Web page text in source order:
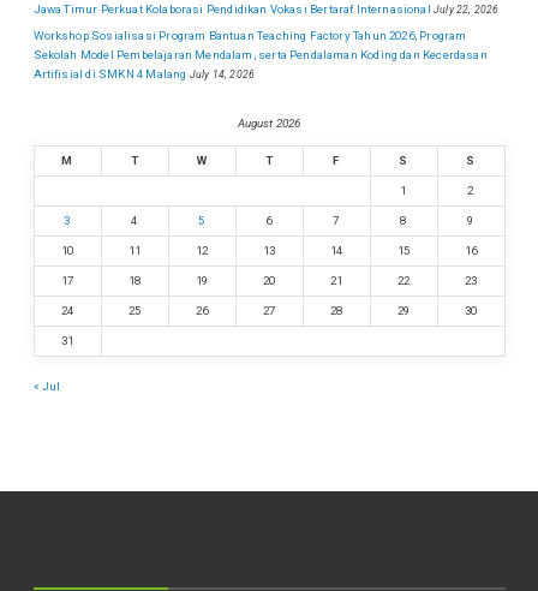
Jawa Timur Perkuat Kolaborasi Pendidikan Vokasi Bertaraf Internasional July 22, 2026
Workshop Sosialisasi Program Bantuan Teaching Factory Tahun 2026, Program
Sekolah Model Pembelajaran Mendalam, serta Pendalaman Koding dan Kecerdasan
Artifisial di SMKN 4 Malang July 14, 2026
August 2026
M T W T F S S
1 2
3 4 5 6 7 8 9
10 11 12 13 14 15 16
17 18 19 20 21 22 23
24 25 26 27 28 29 30
31
« Jul